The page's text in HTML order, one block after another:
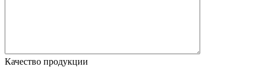
Качество продукции